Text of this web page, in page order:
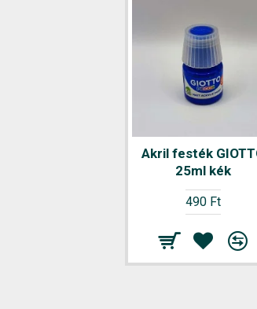
Akril festék
25ml kék
490 Ft